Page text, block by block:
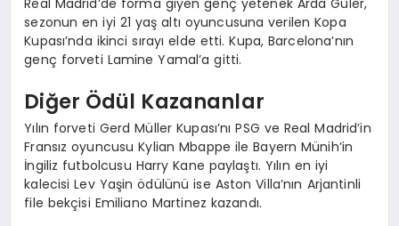
sezonun en iyi 21 yaş altı oyuncusuna verilen Kopa
Kupası’nda ikinci sırayı elde etti. Kupa, Barcelona’nın
genç forveti Lamine Yamal’a gitti.
Diğer Ödül Kazananlar
Yılın forveti Gerd Müller Kupası’nı PSG ve Real Madrid’in
Fransız oyuncusu Kylian Mbappe ile Bayern Münih’in
İngiliz futbolcusu Harry Kane paylaştı. Yılın en iyi
kalecisi Lev Yaşin ödülünü ise Aston Villa’nın Arjantinli
file bekçisi Emiliano Martinez kazandı.